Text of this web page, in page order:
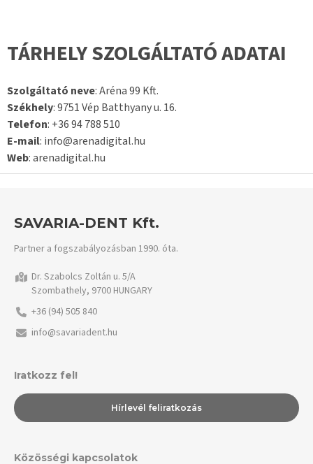
TÁRHELY SZOLGÁLTATÓ ADATAI
Szolgáltató neve: Aréna 99 Kft.
Székhely: 9751 Vép Batthyany u. 16.
Telefon: +36 94 788 510
E-mail: info@arenadigital.hu
Web: arenadigital.hu
SAVARIA-DENT Kft.
Partner a fogszabályozásban 1990. óta.
Dr. Szabolcs Zoltán u. 5/A
Szombathely, 9700 HUNGARY
+36 (94) 505 840
info@savariadent.hu
Iratkozz fel!
Hírlevél feliratkozás
Közösségi kapcsolatok